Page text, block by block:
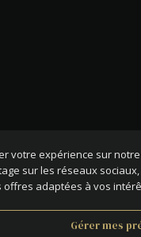
votre expérience sur
sur les réseaux
adaptées à vos
Gérer mes